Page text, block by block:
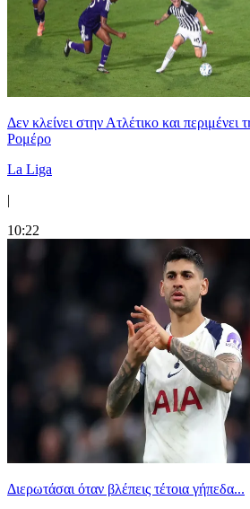
Δεν κλείνει στην Ατλέτικο και
Ρομέρο
La Liga
|
10:22
Διερωτάσαι όταν βλέπεις τέτοια γήπεδα...